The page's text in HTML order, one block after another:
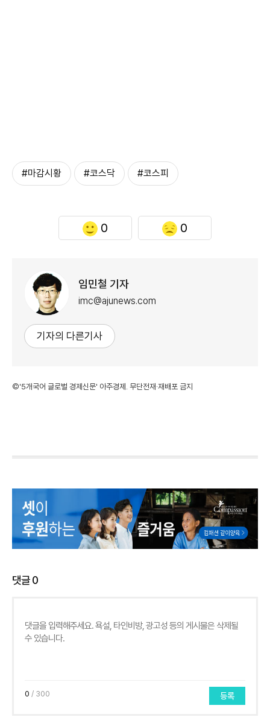
#마감시황 #코스닥 #코스피
0 0
임민철 기자
imc@ajunews.com
기자의 다른기사
©'5개국어 글로벌 경제신문' 아주경제. 무단전재·재배포 금지
댓글0
0 / 300 등록